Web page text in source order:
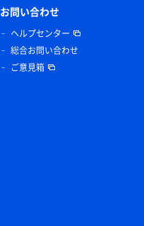
お問い合わせ
ヘルプセンター
総合お問い合わせ
ご意見箱